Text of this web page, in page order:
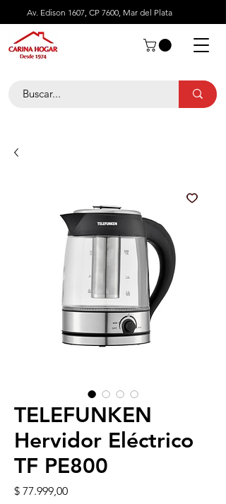
Av. Edison 1607, CP 7600, Mar del Plata
TELEFUNKEN
Hervidor Eléctrico
TF PE800
$ 77.999,00Precio